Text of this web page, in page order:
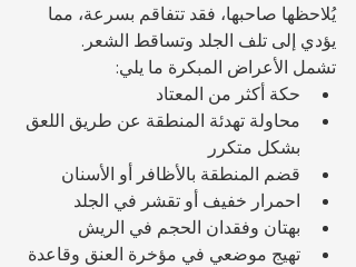
يُلاحظها صاحبها، فقد تتفاقم بسرعة، مما
يؤدي إلى تلف الجلد وتساقط الشعر.
تشمل الأعراض المبكرة ما يلي:
حكة أكثر من المعتاد
محاولة تهدئة المنطقة عن طريق اللعق
بشكل متكرر
قضم المنطقة بالأظافر أو الأسنان
احمرار خفيف أو تقشر في الجلد
بهتان وفقدان الحجم في الريش
تهيج موضعي في مؤخرة العنق وقاعدة